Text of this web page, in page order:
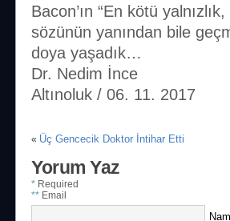
Bacon’ın “En kötü
sözünün yanından bile
doya yaşadık…
Dr. Nedim İnce
Altınoluk / 06. 11. 2017
« Üç Gencecik Doktor İntihar Etti
Yorum Yaz
* Required
** Email